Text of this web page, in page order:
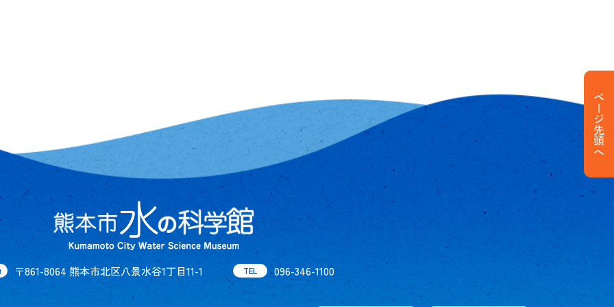
ページ先頭へ
〒861-8064 熊本市北区八景水谷1丁目11-1 TEL 096-346-1100